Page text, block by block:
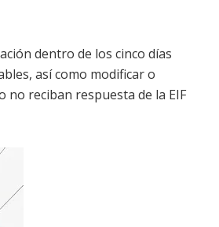
dentro de los cinco días
así como modificar o
reciban respuesta de la EIF